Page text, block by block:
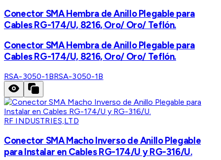
Conector SMA Hembra de Anillo Plegable para
Cables RG-174/U, 8216, Oro/ Oro/ Teflón.
Conector SMA Hembra de Anillo Plegable para
Cables RG-174/U, 8216, Oro/ Oro/ Teflón.
RSA-3050-1BRSA-3050-1B
RF INDUSTRIES,LTD
Conector SMA Macho Inverso de Anillo Plegable
para Instalar en Cables RG-174/U y RG-316/U.